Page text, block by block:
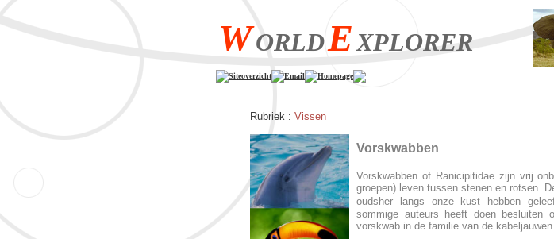
WORLDEXPLORER
Siteoverzicht Email Homepage
Rubriek : Vissen
Vorskwabben
Vorskwabben of Ranicipitidae zijn vrij
groepen) leven tussen stenen en rotsen.
oudsher langs onze kust hebben
sommige auteurs heeft doen
vorskwab in de familie van de